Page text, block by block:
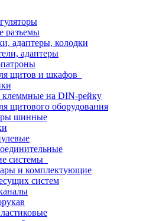
разъемы
адаптеры, колодки
адаптеры
щитов и шкафов
на DIN-рейку
щитового оборудования
шинные
системы
и комплектующие
систем